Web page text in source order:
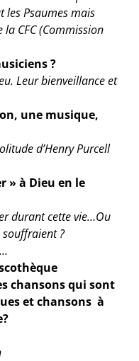
les Psaumes mais
CFC (Commission
?
Leur bienveillance et
une musique,
d’Henry Purcell
» à Dieu en le
durant cette vie…Ou
?
chansons qui sont
et chansons à